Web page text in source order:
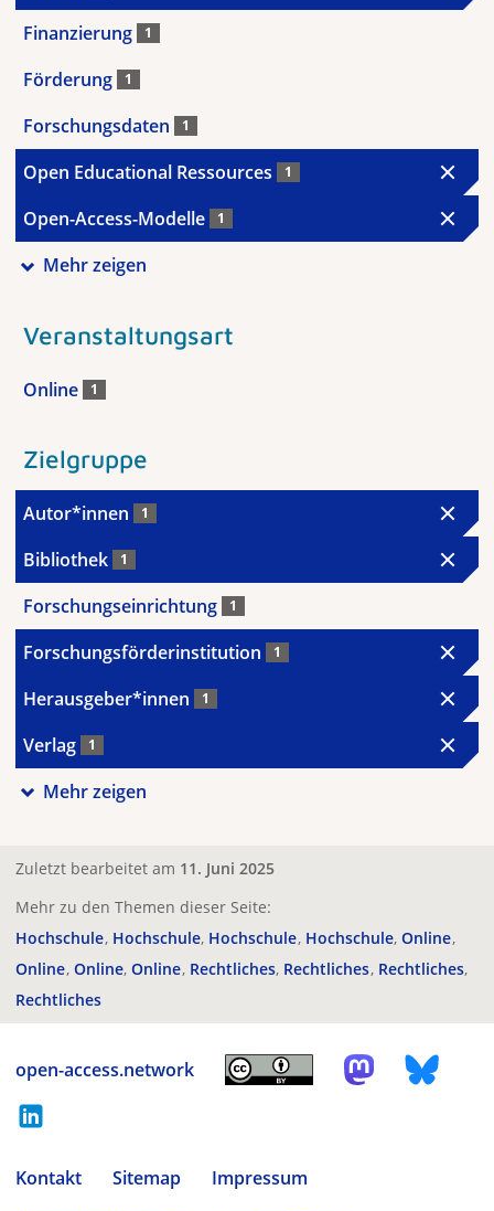
Finanzierung 1
Förderung 1
Forschungsdaten 1
Open Educational Ressources 1
Open-Access-Modelle 1
Mehr zeigen
Veranstaltungsart
Online 1
Zielgruppe
Autor*innen 1
Bibliothek 1
Forschungseinrichtung 1
Forschungsförderinstitution 1
Herausgeber*innen 1
Verlag 1
Mehr zeigen
Zuletzt bearbeitet am 11. Juni 2025
Mehr zu den Themen dieser Seite:
Hochschule Hochschule Hochschule Hochschule Online
Online Online Online Rechtliches Rechtliches Rechtliches
Rechtliches
open-access.network
Kontakt Sitemap
Impressum